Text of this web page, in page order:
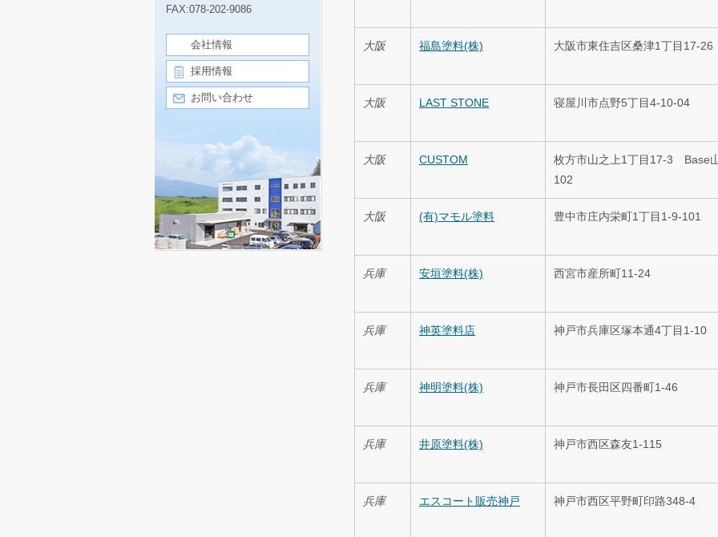
大阪 福島塗料(株) 大阪市東住吉区桑津1丁目17-26
大阪 LAST STONE 寝屋川市点野5丁目4-10-04
大阪 CUSTOM
枚方市山之上1丁目17-3 Base
102
大阪 (有)マモル塗料 豊中市庄内栄町1丁目1-9-101
兵庫 安垣塗料(株) 西宮市産所町11-24
兵庫 神英塗料店 神戸市兵庫区塚本通4丁目1-10
兵庫 神明塗料(株) 神戸市長田区四番町1-46
兵庫 井原塗料(株) 神戸市西区森友1-115
兵庫 エスコート販売神戸 神戸市西区平野町印路348-4
FAX:078-202-9086
会社情報
採用情報
お問い合わせ